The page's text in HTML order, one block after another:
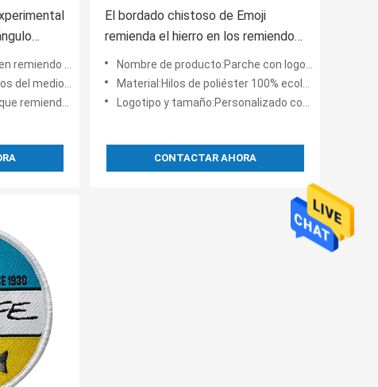
de
tejido
del poliéster del 100%
del bordado
El bordado chistoso de Emoji
remienda el hierro en los remiendos
tejidos para los bolsos de la ropa
Nombre de producto:Parche con logo tejido
Material:Hilos de poliéster 100% ecológicos verificados por OEKO-TEX,
Logotipo y tamaño:Personalizado como archivo del cliente
CONTACTAR AHORA